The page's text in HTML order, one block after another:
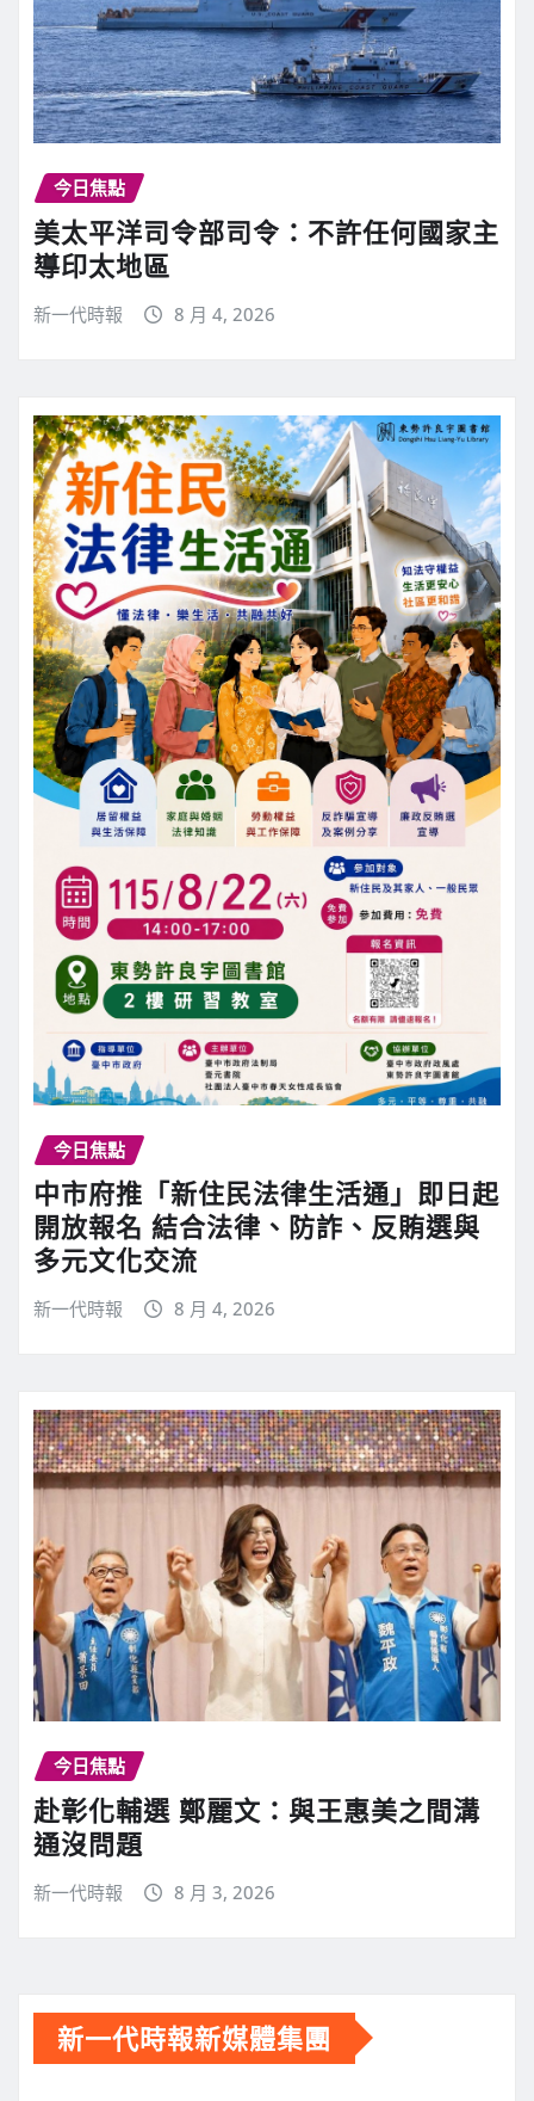
今日焦點
美太平洋司令部司令：不許任何國家主
導印太地區
新一代時報 8 月 4, 2026
今日焦點
中市府推「新住民法律生活通」即日起
開放報名 結合法律、防詐、反賄選與
多元文化交流
新一代時報 8 月 4, 2026
今日焦點
赴彰化輔選 鄭麗文：與王惠美之間溝
通沒問題
新一代時報 8 月 3, 2026
新一代時報新媒體集團